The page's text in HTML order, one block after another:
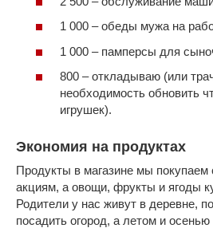
1 000 – обеды мужа на
1 000 – памперсы для
800 – откладываю (или
необходимость обновить
игрушек).
Экономия на продуктах
Продукты в магазине мы
акциям, а овощи, фрукты и ягоды
Родители у нас живут в деревне,
посадить огород, а летом и